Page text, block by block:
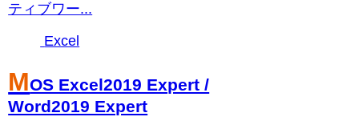
ティブワー...
Excel
MOS Excel2019 Expert /
Word2019 Expert